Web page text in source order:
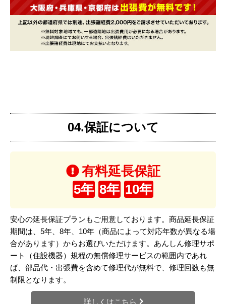
04.保証について
有料延長保証
5年 8年 10年
安心の延長保証プランもご用意しております。商品延長保証
期間は、5年、8年、10年（商品によって対応年数が異なる場
合があります）からお選びいただけます。あんしん修理サポ
ート（住設機器）規程の無償修理サービスの範囲内であれ
ば、部品代・出張費を含めて修理代が無料で、修理回数も無
制限となります。
詳しくはこちら